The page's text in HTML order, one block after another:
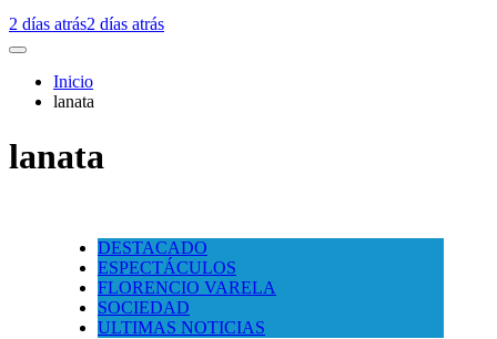
2 días atrás2 días atrás
Inicio
lanata
lanata
DESTACADO
ESPECTÁCULOS
FLORENCIO VARELA
SOCIEDAD
ULTIMAS NOTICIAS